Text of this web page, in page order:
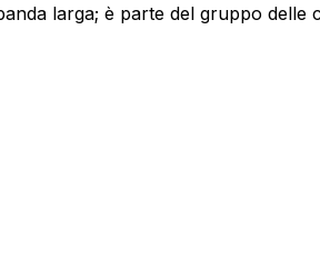
larga; è parte del gruppo delle